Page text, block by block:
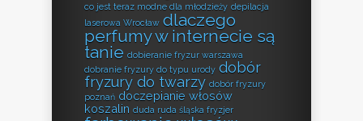
co jest teraz modne dla młodzieży depilacja
laserowa Wrocław dlaczego
perfumy w internecie są
tanie dobieranie fryzur warszawa
dobranie fryzury do typu urody dobór
fryzury do twarzy dobór fryzury
poznań doczepianie włosów
koszalin duda ruda śląska fryzjer